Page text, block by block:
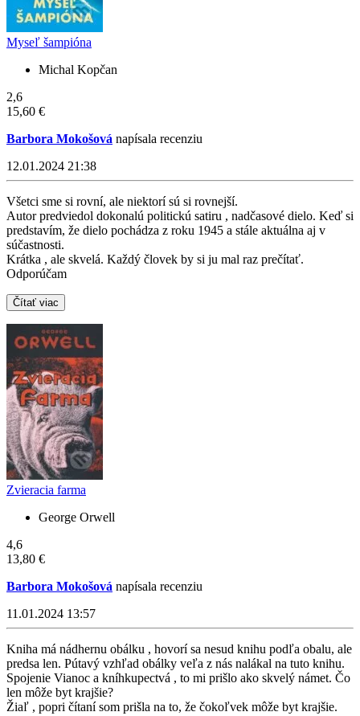
Myseľ šampióna
Michal Kopčan
2,6
15,60 €
Barbora Mokošová napísala recenziu
12.01.2024 21:38
Všetci sme si rovní, ale niektorí sú si rovnejší.
Autor predviedol dokonalú politickú satiru , nadčasové dielo. Keď si
predstavím, že dielo pochádza z roku 1945 a stále aktuálna aj v
súčastnosti.
Krátka , ale skvelá. Každý človek by si ju mal raz prečítať.
Odporúčam
Čítať viac
Zvieracia farma
George Orwell
4,6
13,80 €
Barbora Mokošová napísala recenziu
11.01.2024 13:57
Kniha má nádhernu obálku , hovorí sa nesud knihu podľa obalu, ale
predsa len. Pútavý vzhľad obálky veľa z nás nalákal na tuto knihu.
Spojenie Vianoc a kníhkupectvá , to mi prišlo ako skvelý námet. Čo
len môže byt krajšie?
Žiaľ , popri čítaní som prišla na to, že čokoľvek môže byt krajšie.